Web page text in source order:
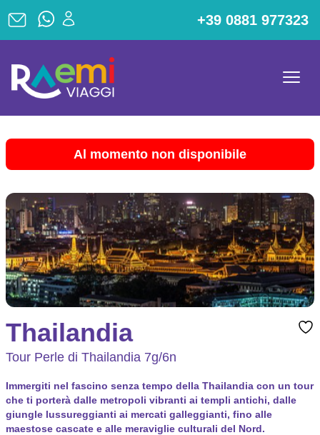
+39 0881 977323
Al momento non disponibile
Thailandia
Tour Perle di Thailandia 7g/6n
Immergiti nel fascino senza tempo della Thailandia con un tour
che ti porterà dalle metropoli vibranti ai templi antichi, dalle
giungle lussureggianti ai mercati galleggianti, fino alle
maestose cascate e alle meraviglie culturali del Nord.